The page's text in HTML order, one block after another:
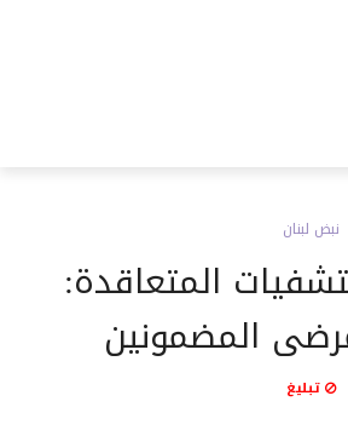
نبض لبنان
المتعاقدة:
المضمونين
تبليغ